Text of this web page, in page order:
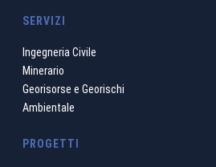
SERVIZI
Ingegneria Civile
Minerario
Georisorse e Georischi
Ambientale
PROGETTI